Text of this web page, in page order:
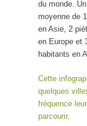
du monde.
moyenne de
en Asie, 2
en Europe et
habitants en
Cette
quelques
fréquence
parcourir.